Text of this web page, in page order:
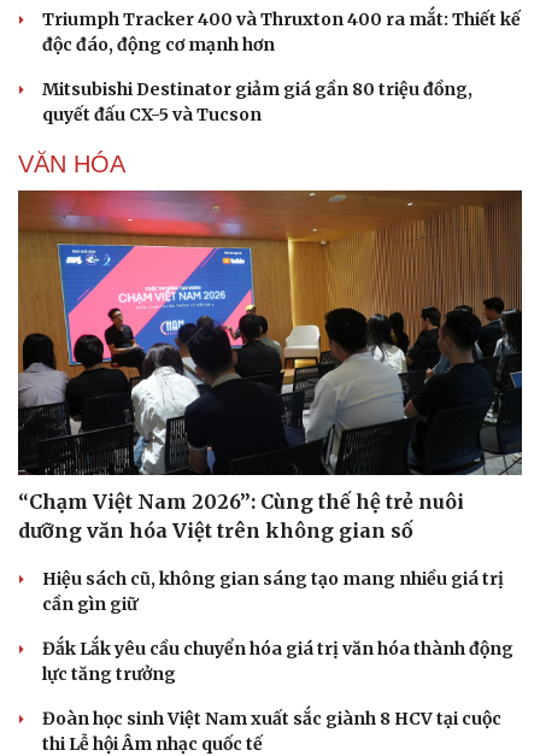
Triumph Tracker 400 và Thruxton 400 ra mắt: Thiết kế
độc đáo, động cơ mạnh hơn
Mitsubishi Destinator giảm giá gần 80 triệu đồng,
quyết đấu CX-5 và Tucson
VĂN HÓA
“Chạm Việt Nam 2026”: Cùng thế hệ trẻ nuôi
dưỡng văn hóa Việt trên không gian số
Hiệu sách cũ, không gian sáng tạo mang nhiều giá trị
cần gìn giữ
Đắk Lắk yêu cầu chuyển hóa giá trị văn hóa thành động
lực tăng trưởng
Đoàn học sinh Việt Nam xuất sắc giành 8 HCV tại cuộc
thi Lễ hội Âm nhạc quốc tế